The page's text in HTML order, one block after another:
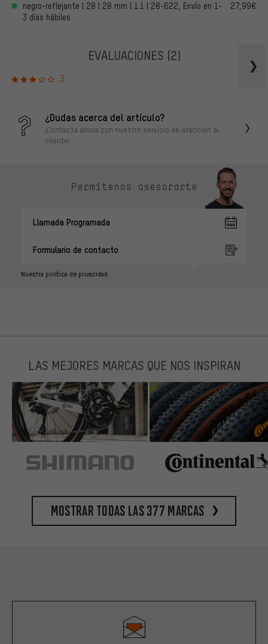
negro-reflejante | 28 | 28 mm | 1.1 | 28-622, Envío en 1-
3 días hábiles
27,99€
EVALUACIONES (2)
3
¿Dudas acerca del artículo?
¡Contacta ahora con nuestro servicio de atención al
cliente!
Permítenos asesorarte
Llamada Programada
Formulario de contacto
Nuestra política de privacidad
LAS MEJORES MARCAS QUE NOS INSPIRAN
Mostrar todas las 377 marcas